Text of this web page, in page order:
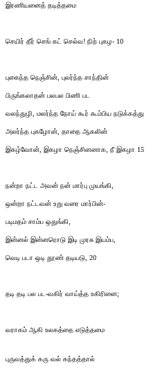
இரணியனைத் தடித்தமை
செயிர் தீர் செங் கட் செல்வ! நிற் புகழ- 10
புகைந்த நெஞ்சின், புலர்ந்த சாந்தின்
பிருங்கலாதன் பலபல பிணி பட
வலந்துழி, மலர்ந்த நோய் கூர் கூம்பிய நடுக்கத்து
அலர்ந்த புகழோன், தாதை ஆகலின்
இகழ்வோன், இகழா நெஞ்சினனாக, நீ இகழா 15
நன்றா நட்ட அவன் நன் மார்பு முயங்கி,
ஒன்றா நட்டவன் உறு வரை மார்பின்-
படிமதம் சாம்ப ஒதுங்கி,
இன்னல் இன்னரொடு இடி முரசு இயம்ப,
வெடி படா ஒடி தூண் தடியடு, 20
தடி தடி பல பட-வகிர் வாய்த்த உகிரினை;
வராகம் ஆகி உலகத்தை எடுத்தமை
புருவத்துக் கரு வல் கந்தத்தால்